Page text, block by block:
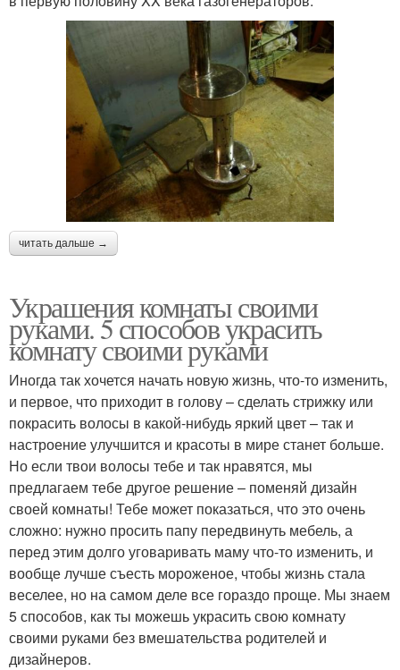
читать дальше →
Украшения комнаты своими
руками. 5 способов украсить
комнату своими руками
Иногда так хочется начать новую жизнь, что-то изменить,
и первое, что приходит в голову – сделать стрижку или
покрасить волосы в какой-нибудь яркий цвет – так и
настроение улучшится и красоты в мире станет больше.
Но если твои волосы тебе и так нравятся, мы
предлагаем тебе другое решение – поменяй дизайн
своей комнаты! Тебе может показаться, что это очень
сложно: нужно просить папу передвинуть мебель, а
перед этим долго уговаривать маму что-то изменить, и
вообще лучше съесть мороженое, чтобы жизнь стала
веселее, но на самом деле все гораздо проще. Мы знаем
5 способов, как ты можешь украсить свою комнату
своими руками без вмешательства родителей и
дизайнеров.